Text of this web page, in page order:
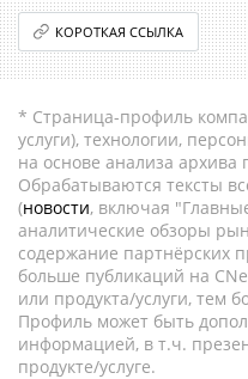
КОРОТКАЯ ССЫЛКА
* Страница-профиль
услуги), технологии,
на основе анализа архива
Обрабатываются тексты
(новости, включая
аналитические обзоры
содержание партнёрских
больше публикаций на
или продукта/услуги, тем
Профиль может быть
информацией, в т.ч.
продукте/услуге.